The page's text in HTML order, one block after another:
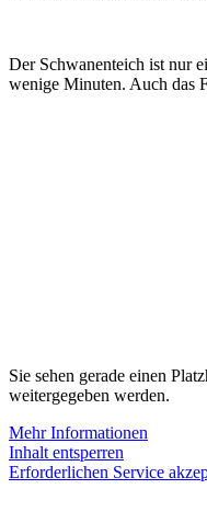
Der Schwanenteich ist nur
wenige Minuten. Auch das
Sie sehen gerade einen
weitergegeben werden.
Mehr Informationen
Inhalt entsperren
Erforderlichen Service